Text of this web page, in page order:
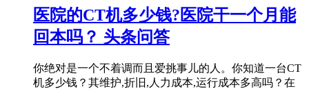
医院的CT机多少钱?医院干一个月能
回本吗？ 头条问答
你绝对是一个不着调而且爱挑事儿的人。你知道一台CT
机多少钱？其维护,折旧,人力成本,运行成本多高吗？在